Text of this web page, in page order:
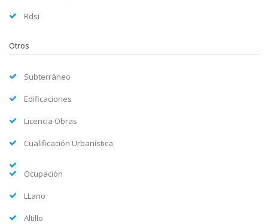
Rdsi
Otros
Subterráneo
Edificaciones
Licencia Obras
Cualificación Urbanística
Ocupación
LLano
Altillo